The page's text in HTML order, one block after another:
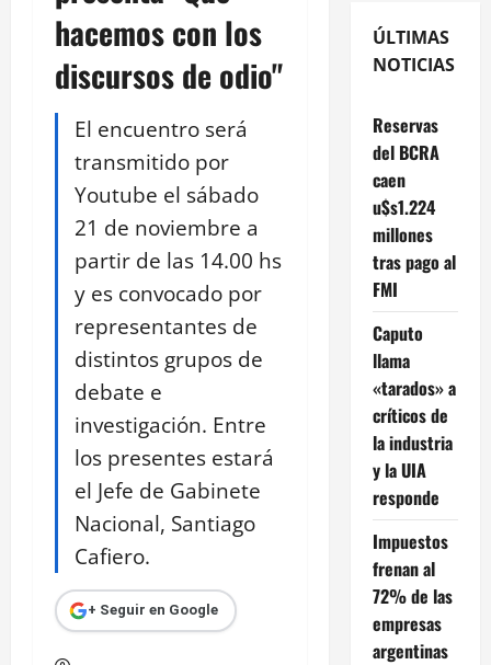
hacemos con los
discursos de odio"
El encuentro será
transmitido por
Youtube el sábado
21 de noviembre a
partir de las 14.00 hs
y es convocado por
representantes de
distintos grupos de
debate e
investigación. Entre
los presentes estará
el Jefe de Gabinete
Nacional, Santiago
Cafiero.
+ Seguir en Google
ÚLTIMAS
NOTICIAS
Reservas
del BCRA
caen
u$s1.224
millones
tras pago al
FMI
Caputo
llama
«tarados» a
críticos de
la industria
y la UIA
responde
Impuestos
frenan al
72% de las
empresas
argentinas